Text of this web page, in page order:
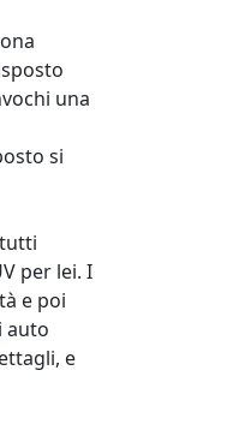
una
si
per lei. I
e poi
auto
e